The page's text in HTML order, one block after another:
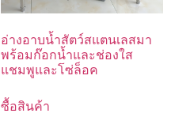
อ่างอาบน้ำสัตว์สแตนเลสมา
พร้อมก๊อกน้ำและช่องใส
แชมพูและโซ่ล็อค
ซื้อสินค้า